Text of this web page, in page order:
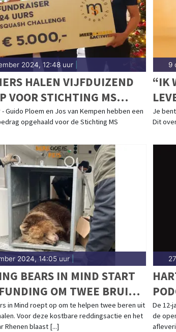
2024, 12:48 uur
HALEN VIJFDUIZEND
VOOR STICHTING MS
- Guido Ploem en Jos van Kempen hebben een
opgehaald voor de Stichting MS
9
“IK
Je
Dit
2024, 14:05 uur|
BEARS IN MIND START
OM TWEE BRUINE
OORLOGSGEBIED TE
in Mind roept op om te helpen twee beren uit
Voor deze kostbare reddingsactie en het
Rhenen blaast [...]
De 12-
de